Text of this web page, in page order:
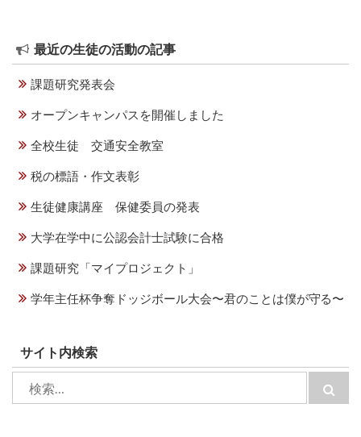
ン 最近の生徒の活動の記事
課題研究発表会
オープンキャンパスを開催しました
全校生徒 交通安全教室
税の標語・作文表彰
生徒健康講座 保健委員の発表
大学在学中に公認会計士試験に合格
課題研究「マイプロジェクト」
学年主任杯争奪ドッジボール大会〜君のことは僕が守る〜
サイト内検索
索:
索